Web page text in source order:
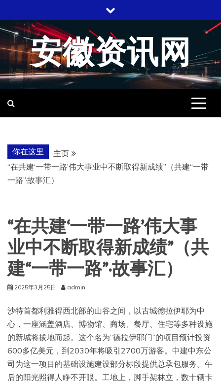
至
内
容
安徽资讯网
你在这里
主页
“在共建‘一带一路’伟大事业中不断取得新成绩”（共建“一带
一路”·故事汇）
“在共建‘一带一路’伟大事
业中不断取得新成绩”（共
建“一带一路”·故事汇）
2025年3月25日 admin
沙特首都利雅得西北部的山谷之间，以古城德拉伊耶为中
心，一座涵盖酒店、博物馆、商场、餐厅、住宅等多种设施
的新城将拔地而起。这个名为“德拉伊耶门”的项目预计投资
600多亿美元，到2030年将吸引2700万游客。中建中东公
司为这一项目的基础设施建设部分标段提供总承包服务。午
后的阳光照得人睁不开眼。工地上，脚手架林立，数十辆卡